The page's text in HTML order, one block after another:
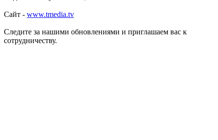
Сайт - www.tmedia.tv
Следите за нашими обновлениями и приглашаем вас к
сотрудничеству.